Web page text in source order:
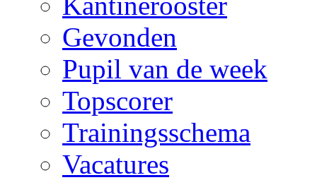
Gevonden
Pupil van de week
Topscorer
Trainingsschema
Vacatures